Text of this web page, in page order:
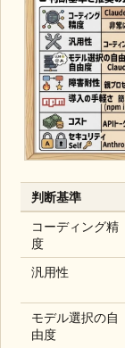
判断基準
コーディング精
度
汎用性
モデル選択の自
由度